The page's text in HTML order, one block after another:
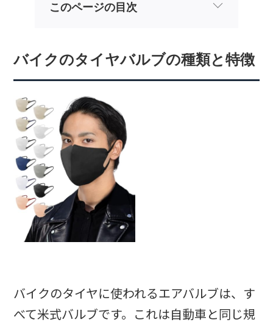
このページの目次
バイクのタイヤバルブの種類と特徴
バイクのタイヤに使われるエアバルブは、す
べて米式バルブです。これは自動車と同じ規